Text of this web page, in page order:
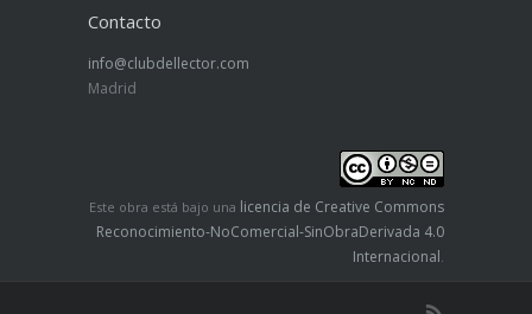
Contacto
info@clubdellector.com
Madrid
Este obra está bajo una licencia de Creative Commons
Reconocimiento-NoComercial-SinObraDerivada 4.0
Internacional